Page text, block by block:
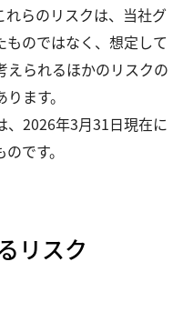
れらのリスクは、当社グ
ものではなく、想定して
えられるほかのリスクの
ます。
、2026年3月31日現在に
です。
リスク